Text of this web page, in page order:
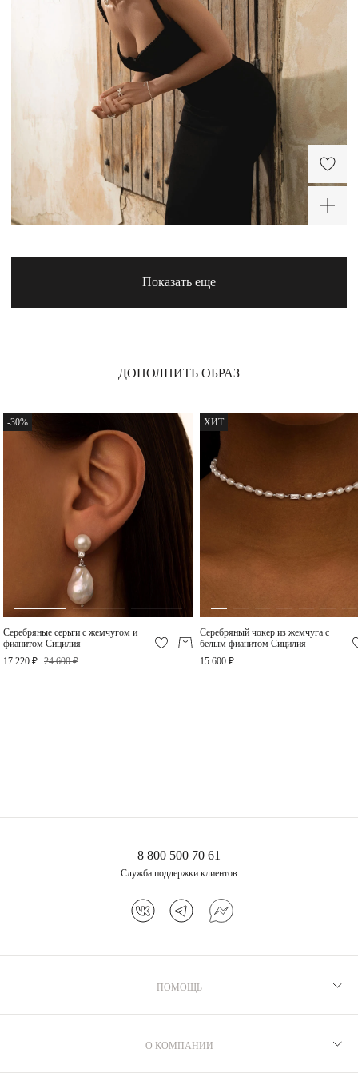
Серебряные серьги с
барочной жемчужиной и
подвеской Сицилия
Серебряный чокер с
барочной жемчужиной
Сицилия
19 460 ₽
Сицилия
Серебряный браслет из
Серебряное изогнутое
Серебряное
SICILIA с жемчугом
-30%
подвеской Сицилия
12 250 ₽
-30%
барочной жемчужиной
Сицилия
19 460 ₽
Серебряный браслет из
жемчуга с подвесками
Сицилия
9 030 ₽
ХИТ
Серебряный браслет из
жемчуга Сицилия
9 400 ₽
Серебряное
перекрестное кольцо
Показать еще
ДОПОЛНИТЬ ОБРАЗ
-30%
Серебряные серьги с жемчугом и
фианитом Сицилия
17 220 ₽ 24 600 ₽
ХИТ
Серебряный чокер из жемчуга с
белым фианитом Сицилия
15 600 ₽
8 800 500 70 61
Служба поддержки клиентов
ПОМОЩЬ
Рекомендации по уходу
О КОМПАНИИ
Производство